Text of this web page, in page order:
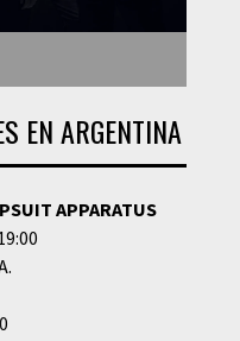
EN ARGENTINA
APPARATUS